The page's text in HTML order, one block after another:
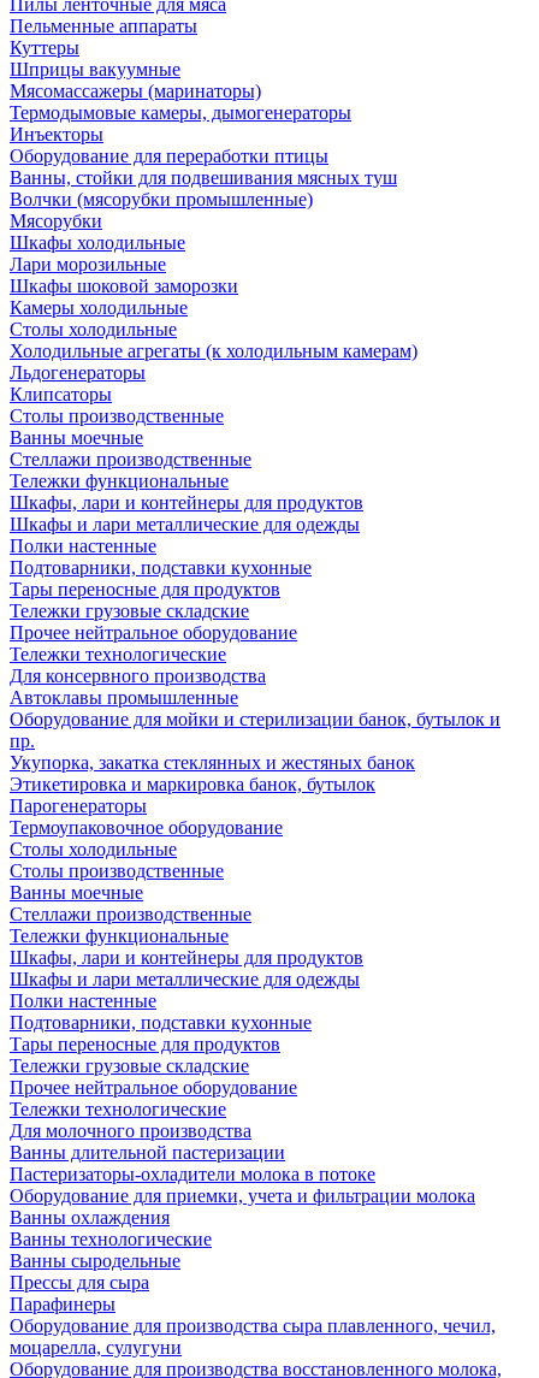
Пилы ленточные для мяса
Пельменные аппараты
Куттеры
Шприцы вакуумные
Мясомассажеры (маринаторы)
Термодымовые камеры, дымогенераторы
Инъекторы
Оборудование для переработки птицы
Ванны, стойки для подвешивания мясных туш
Волчки (мясорубки промышленные)
Мясорубки
Шкафы холодильные
Лари морозильные
Шкафы шоковой заморозки
Камеры холодильные
Столы холодильные
Холодильные агрегаты (к холодильным камерам)
Льдогенераторы
Клипсаторы
Столы производственные
Ванны моечные
Стеллажи производственные
Тележки функциональные
Шкафы, лари и контейнеры для продуктов
Шкафы и лари металлические для одежды
Полки настенные
Подтоварники, подставки кухонные
Тары переносные для продуктов
Тележки грузовые складские
Прочее нейтральное оборудование
Тележки технологические
Для консервного производства
Автоклавы промышленные
Оборудование для мойки и стерилизации банок, бутылок и
пр.
Укупорка, закатка стеклянных и жестяных банок
Этикетировка и маркировка банок, бутылок
Парогенераторы
Термоупаковочное оборудование
Столы холодильные
Столы производственные
Ванны моечные
Стеллажи производственные
Тележки функциональные
Шкафы, лари и контейнеры для продуктов
Шкафы и лари металлические для одежды
Полки настенные
Подтоварники, подставки кухонные
Тары переносные для продуктов
Тележки грузовые складские
Прочее нейтральное оборудование
Тележки технологические
Для молочного производства
Ванны длительной пастеризации
Пастеризаторы-охладители молока в потоке
Оборудование для приемки, учета и фильтрации молока
Ванны охлаждения
Ванны технологические
Ванны сыродельные
Прессы для сыра
Парафинеры
Оборудование для производства сыра плавленного, чечил,
моцарелла, сулугуни
Оборудование для производства восстановленного молока,